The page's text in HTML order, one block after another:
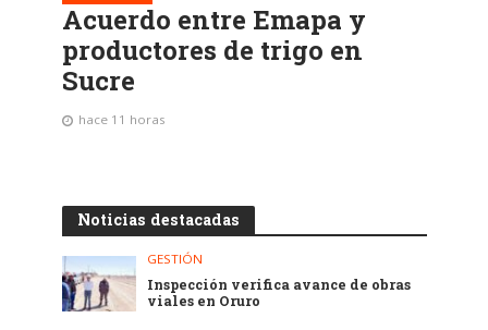
Acuerdo entre Emapa y
productores de trigo en
Sucre
hace 11 horas
Noticias destacadas
GESTIÓN
Inspección verifica avance de obras
viales en Oruro